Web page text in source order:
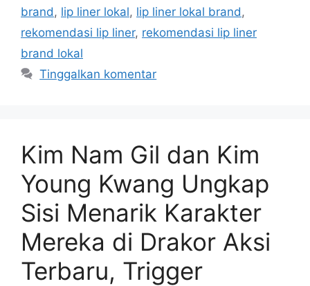
brand , lip liner lokal, lip liner lokal brand ,
rekomendasi lip liner, rekomendasi lip liner
brand lokal
Tinggalkan komentar
Kim Nam Gil dan Kim
Young Kwang Ungkap
Sisi Menarik Karakter
Mereka di Drakor Aksi
Terbaru, Trigger